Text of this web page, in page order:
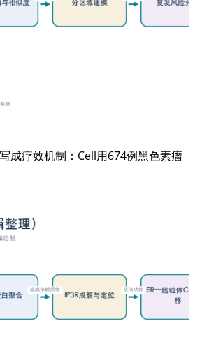
成疗效机制：Cell用674例黑色素瘤